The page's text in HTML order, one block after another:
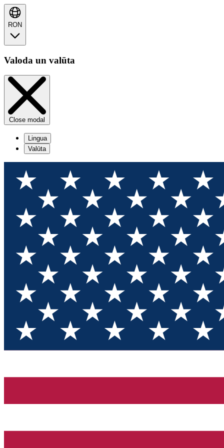
RON
Valoda un valūta
Close modal
Lingua
Valūta